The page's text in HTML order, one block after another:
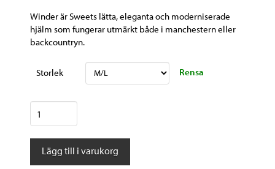
Winder är Sweets lätta, eleganta och moderniserade
hjälm som fungerar utmärkt både i manchestern eller
backcountryn.
Storlek Rensa
Sweet
Protection
Winder
MipsLägg till i varukorg